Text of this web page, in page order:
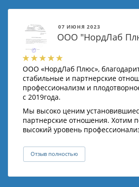
07 ИЮНЯ 2023
ООО "НордЛаб
ООО «НордЛаб Плюс»,
стабильные и партнерские
профессионализм и
с 2019года.
Мы высоко ценим
партнерские отношения. Хотим
высокий уровень
Отзыв полностью